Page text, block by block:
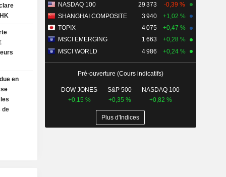
en
de
NASDAQ 100
29 373
-0,39 %
SHANGHAI COMPOSITE
3 940
+1,02 %
TOPIX
4 075
+0,47 %
MSCI EMERGING
1 663
+0,28 %
MSCI WORLD
4 986 +0,24 %
Pré-ouverture (Cours indicatifs)
DOW JONES
+0,15 %
S&P 500
+0,35 %
NASDAQ 100
+0,82 %
Plus d'Indices